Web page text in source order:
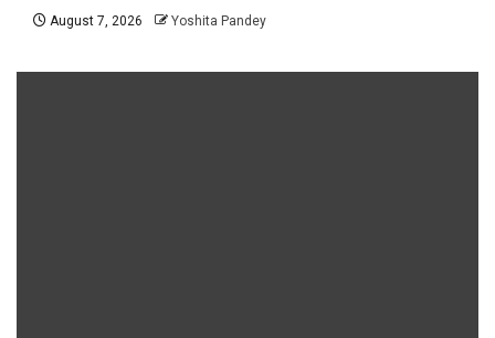
August 7, 2026 Yoshita Pandey